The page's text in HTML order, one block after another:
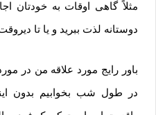
مثلاً گاهی اوقات به خودتان
دوستانه لذت ببرید و یا تا
باور رایج مورد علاقه من در
در طول شب بخوابیم بدون